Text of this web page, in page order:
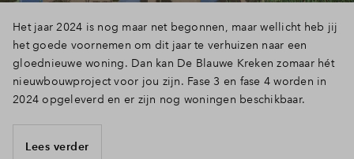
Het jaar 2024 is nog maar net begonnen, maar wellicht heb jij
het goede voornemen om dit jaar te verhuizen naar een
gloednieuwe woning. Dan kan De Blauwe Kreken zomaar hét
nieuwbouwproject voor jou zijn. Fase 3 en fase 4 worden in
2024 opgeleverd en er zijn nog woningen beschikbaar.
Lees verder